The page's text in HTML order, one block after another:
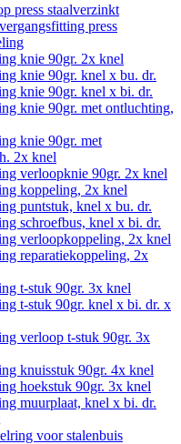
press staalverzinkt
press
knie 90gr. 2x knel
knie 90gr. knel x bu. dr.
knie 90gr. knel x bi. dr.
knie 90gr. met ontluchting,
knie 90gr. met
2x knel
verloopknie 90gr. 2x knel
koppeling, 2x knel
puntstuk, knel x bu. dr.
schroefbus, knel x bi. dr.
verloopkoppeling, 2x knel
reparatiekoppeling, 2x
t-stuk 90gr. 3x knel
t-stuk 90gr. knel x bi. dr. x
verloop t-stuk 90gr. 3x
knuisstuk 90gr. 4x knel
hoekstuk 90gr. 3x knel
muurplaat, knel x bi. dr.
voor stalenbuis